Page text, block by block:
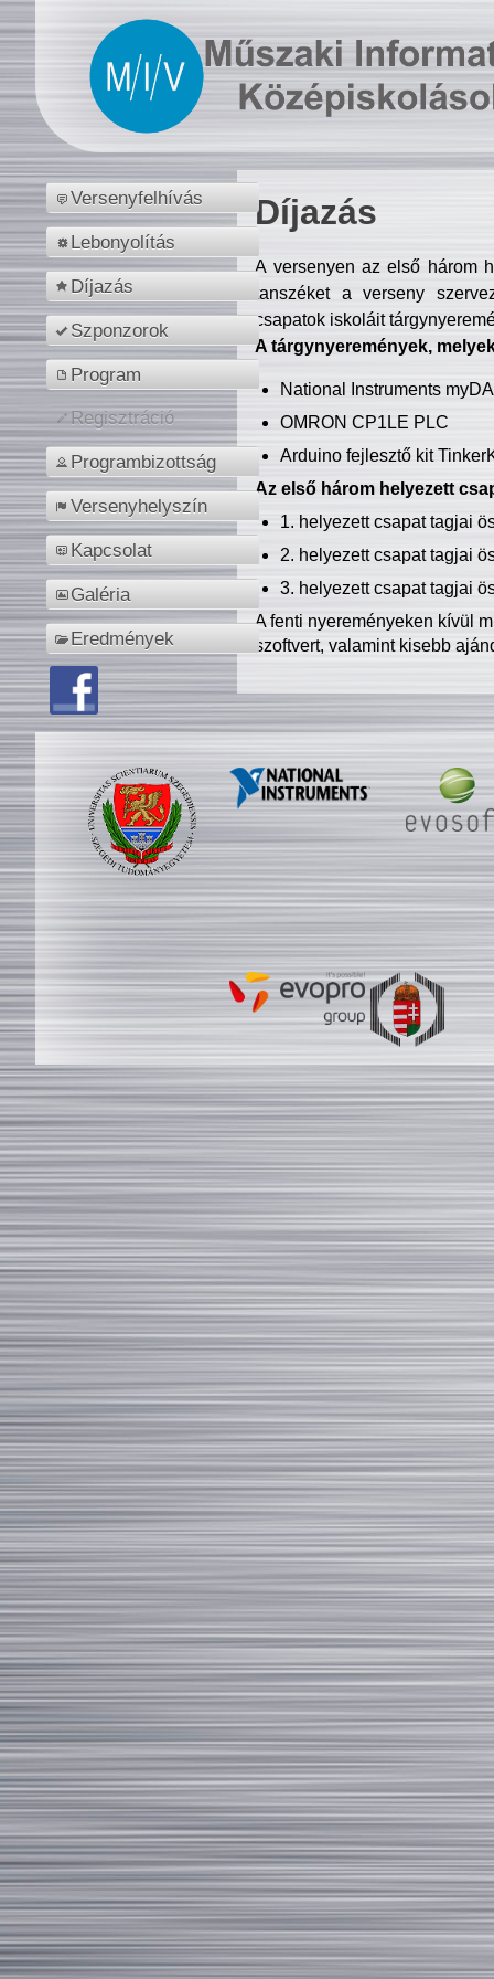
Versenyfelhívás
Lebonyolítás
Díjazás
Szponzorok
Program
Regisztráció
Programbizottság
Versenyhelyszín
Kapcsolat
Galéria
Eredmények
Díjazás
A versenyen az első három
tanszéket a verseny
csapatok iskoláit
A tárgynyeremények,
National Instruments
OMRON CP1LE PLC
Arduino fejlesztő kit
Az első három helyezett
1. helyezett csapat tagjai
2. helyezett csapat tagjai
3. helyezett csapat tagjai
A fenti nyereményeken kívül
szoftvert, valamint kisebb